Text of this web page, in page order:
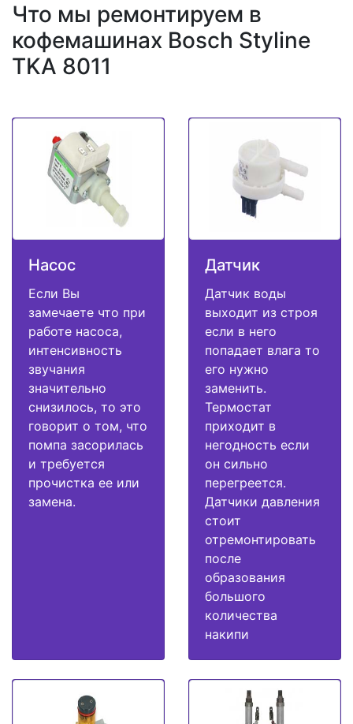
Что мы ремонтируем в
кофемашинах Bosch Styline
TKA 8011
Насос
Если Вы
замечаете что при
работе насоса,
интенсивность
звучания
значительно
снизилось, то это
говорит о том, что
помпа засорилась
и требуется
прочистка ее или
замена.
Датчик
Датчик воды
выходит из строя
если в него
попадает влага то
его нужно
заменить.
Термостат
приходит в
негодность если
он сильно
перегреется.
Датчики давления
стоит
отремонтировать
после
образования
большого
количества
накипи